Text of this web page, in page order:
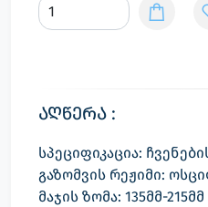
აღწერა :
სპეციფიკაცია:
გაზომვის რეჟიმი:
მაჯის ზომა: 135მმ-